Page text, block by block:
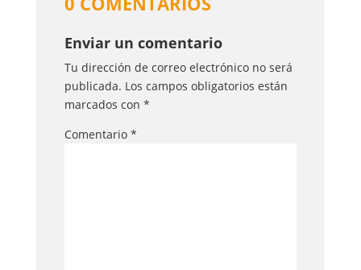
Enviar un comentario
Tu dirección de correo electrónico no será
publicada. Los campos obligatorios están
marcados con *
Comentario *